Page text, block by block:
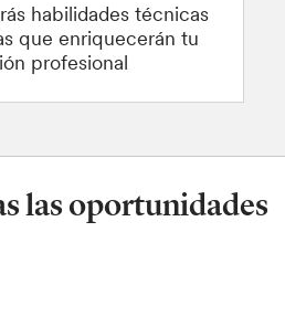
habilidades técnicas
que enriquecerán tu
profesional
las oportunidades